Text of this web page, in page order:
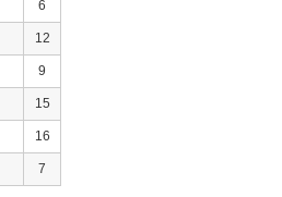
6
12
9
15
16
7